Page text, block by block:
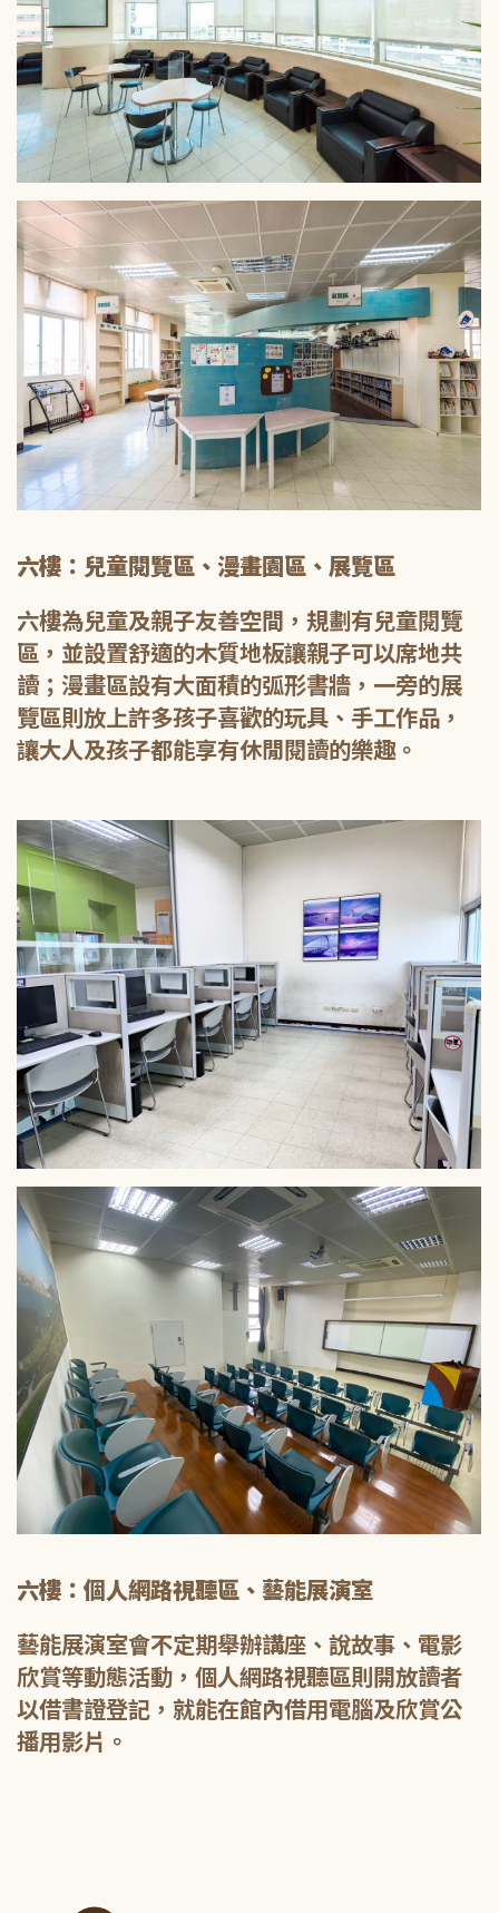
六樓：兒童閱覽區、漫畫園區、展覽區
六樓為兒童及親子友善空間，規劃有兒童閱覽
區，並設置舒適的木質地板讓親子可以席地共
讀；漫畫區設有大面積的弧形書牆，一旁的展
覽區則放上許多孩子喜歡的玩具、手工作品，
讓大人及孩子都能享有休閒閱讀的樂趣。
六樓：個人網路視聽區、藝能展演室
藝能展演室會不定期舉辦講座、說故事、電影
欣賞等動態活動，個人網路視聽區則開放讀者
以借書證登記，就能在館內借用電腦及欣賞公
播用影片。